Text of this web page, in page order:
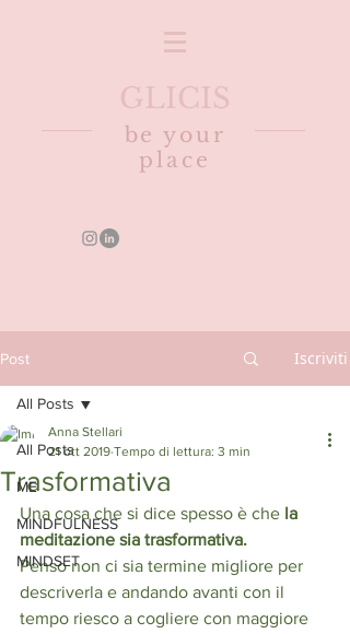
be your
place
GLICIS
Post Iscriviti
All Posts
ME
MINDFULNESS
MINDSET
All Posts
Trasformativa
Anna Stellari
21 ott 2019 Tempo di lettura: 3 min
Una cosa che si dice spesso è che la
meditazione sia trasformativa.
Penso non ci sia termine migliore per
descriverla e andando avanti con il
tempo riesco a cogliere con maggiore